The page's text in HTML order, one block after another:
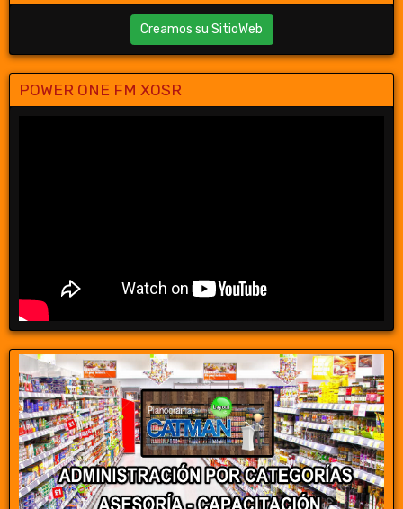
Creamos su SitioWeb
POWER ONE FM XOSR